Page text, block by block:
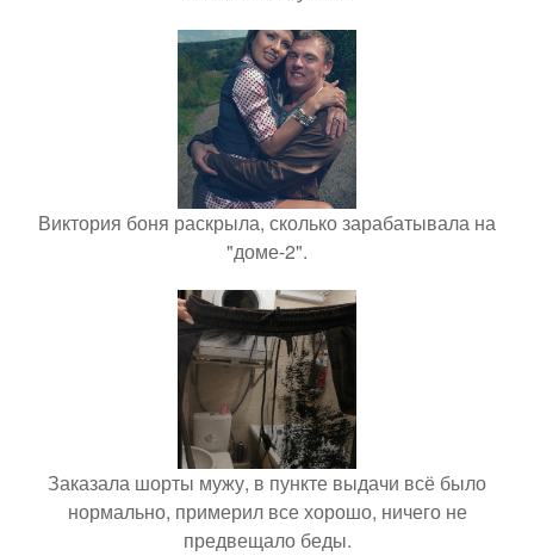
Виктория боня раскрыла, сколько зарабатывала на
"доме-2".
Заказала шорты мужу, в пункте выдачи всё было
нормально, примерил все хорошо, ничего не
предвещало беды.